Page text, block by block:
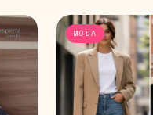
MODA